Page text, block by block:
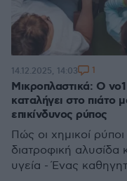
Μικροπλαστικά: Ο
καταλήγει στο πιάτο
επικίνδυνος ρύπος
Πώς οι χημικοί
διατροφική αλυσίδα
υγεία - Ένας
14.12.2025, 14:03 1